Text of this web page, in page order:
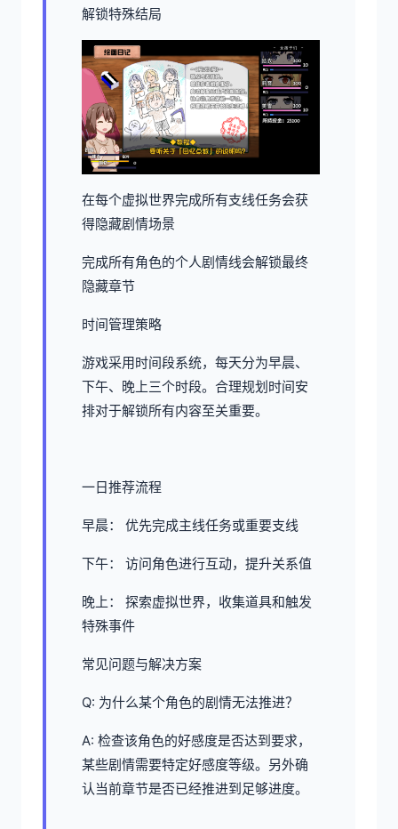
解锁特殊结局
在每个虚拟世界完成所有支线任务会获
得隐藏剧情场景
完成所有角色的个人剧情线会解锁最终
隐藏章节
时间管理策略
游戏采用时间段系统，每天分为早晨、
下午、晚上三个时段。合理规划时间安
排对于解锁所有内容至关重要。
一日推荐流程
早晨： 优先完成主线任务或重要支线
下午： 访问角色进行互动，提升关系值
晚上： 探索虚拟世界，收集道具和触发
特殊事件
常见问题与解决方案
Q: 为什么某个角色的剧情无法推进？
A: 检查该角色的好感度是否达到要求，
某些剧情需要特定好感度等级。另外确
认当前章节是否已经推进到足够进度。